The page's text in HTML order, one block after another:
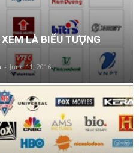
LÀ BIỂU TƯỢNG
- June 11, 2016